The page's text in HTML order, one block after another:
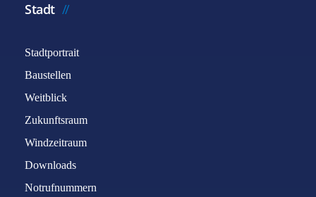
Stadt
Stadtportrait
Baustellen
Weitblick
Zukunftsraum
Windzeitraum
Downloads
Notrufnummern